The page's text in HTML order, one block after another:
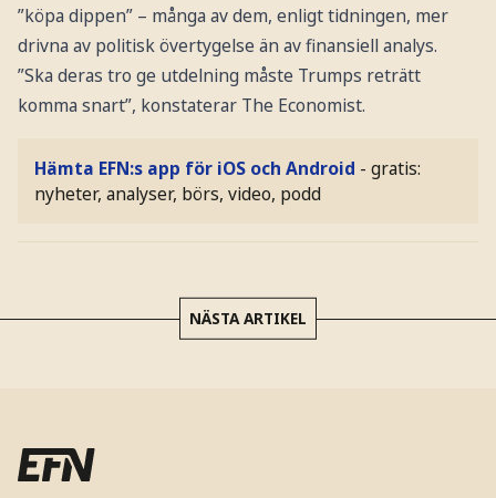
”köpa dippen” – många av dem, enligt tidningen, mer
drivna av politisk övertygelse än av finansiell analys.
”Ska deras tro ge utdelning måste Trumps reträtt
komma snart”, konstaterar The Economist.
Hämta EFN:s app för iOS och Android - gratis:
nyheter, analyser, börs, video, podd
NÄSTA ARTIKEL